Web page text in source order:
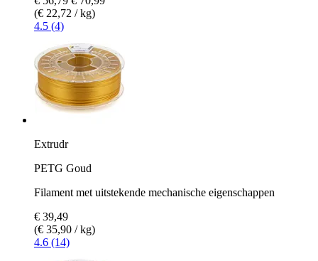
(€ 22,72 / kg)
4.5 (4)
Extrudr
PETG Goud
Filament met uitstekende mechanische eigenschappen
€ 39,49
(€ 35,90 / kg)
4.6 (14)